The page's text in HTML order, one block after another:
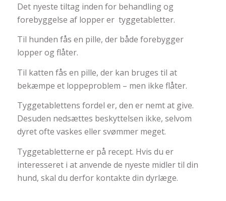
Det nyeste tiltag inden for behandling og
forebyggelse af lopper er tyggetabletter.
Til hunden fås en pille, der både forebygger
lopper og flåter.
Til katten fås en pille, der kan bruges til at
bekæmpe et loppeproblem – men ikke flåter.
Tyggetablettens fordel er, den er nemt at give.
Desuden nedsættes beskyttelsen ikke, selvom
dyret ofte vaskes eller svømmer meget.
Tyggetabletterne er på recept. Hvis du er
interesseret i at anvende de nyeste midler til din
hund, skal du derfor kontakte din dyrlæge.